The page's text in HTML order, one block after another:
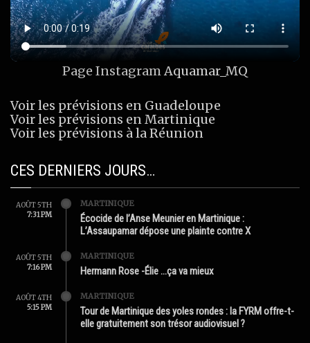
Page InstagramAquamar_MQ
Voir les prévisions en Guadeloupe
Voir les prévisions en Martinique
Voir les prévisions à la Réunion
CES DERNIERS JOURS…
AOÛT 5TH
7:31 PM
MARTINIQUE
Écocide de l’Anse Meunier en Martinique :
L’Assaupamar dépose une plainte contre X
AOÛT 5TH
7:16 PM
MARTINIQUE
Hermann Rose -Élie …ça va mieux
AOÛT 4TH
5:15 PM
MARTINIQUE
Tour de Martinique des yoles rondes : la FYRM offre-t-
elle gratuitement son trésor audiovisuel ?